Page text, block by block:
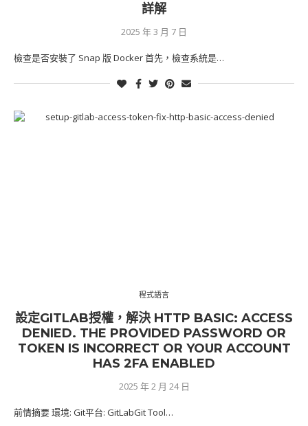
詳解
2025 年 3 月 7 日
檢查是否安裝了 Snap 版 Docker 首先，檢查系統是…
程式語言
設定GITLAB授權，解決 HTTP BASIC: ACCESS
DENIED. THE PROVIDED PASSWORD OR
TOKEN IS INCORRECT OR YOUR ACCOUNT
HAS 2FA ENABLED
2025 年 2 月 24 日
前情摘要 環境: Git平台: GitLabGit Tool…